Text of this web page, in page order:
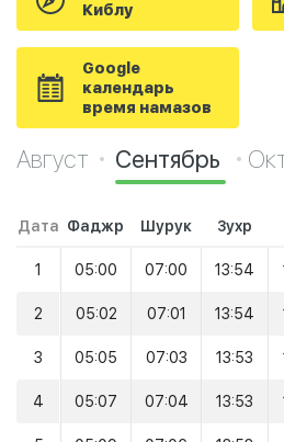
Киблу
Google
календарь
время намазов
Август Сентябрь
Дата Фаджр Шурук Зухр
1 05:00 07:00 13:54
2 05:02 07:01 13:54
3 05:05 07:03 13:53
4 05:07 07:04 13:53